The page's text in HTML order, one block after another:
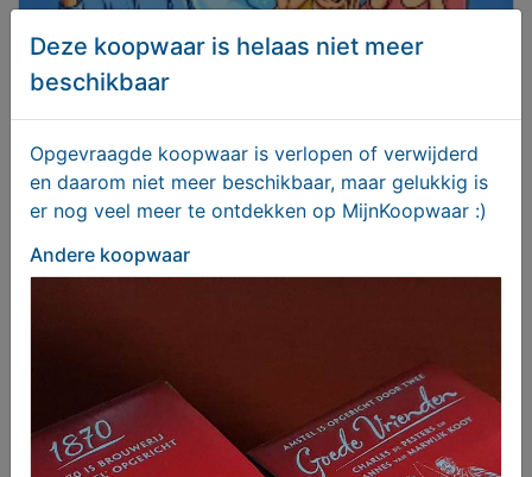
Aangeboden
Deze koopwaar is helaas niet meer
beschikbaar
Opgevraagde koopwaar is verlopen of verwijderd
en daarom niet meer beschikbaar, maar gelukkig is
er nog veel meer te ontdekken op MijnKoopwaar :)
Andere koopwaar